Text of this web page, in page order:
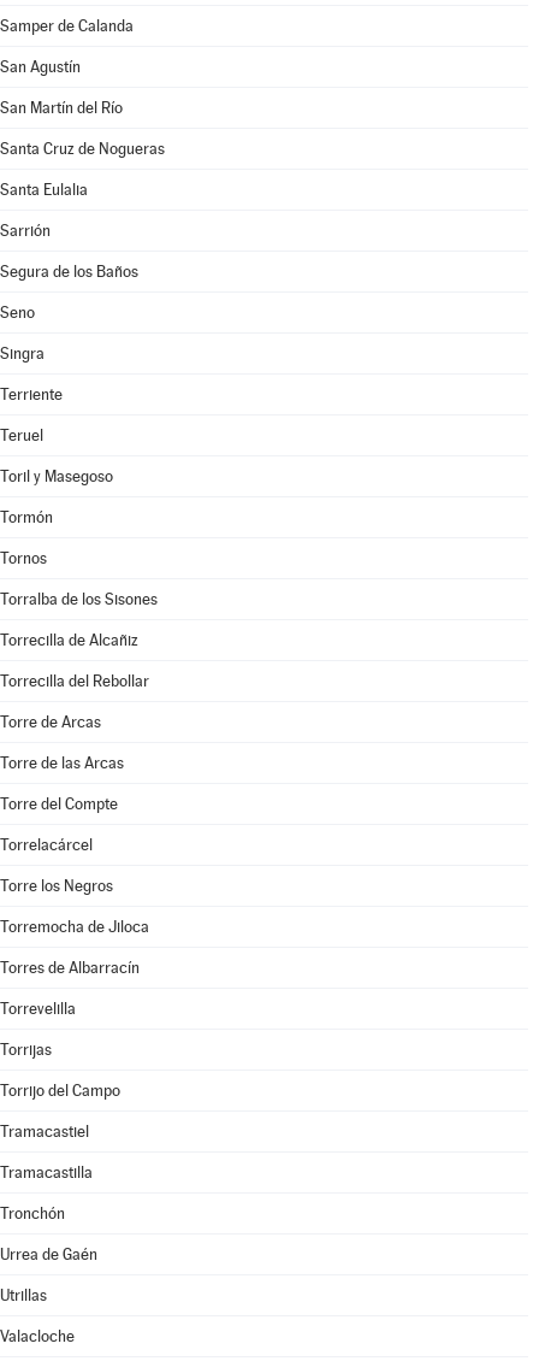
Samper de Calanda
San Agustín
San Martín del Río
Santa Cruz de Nogueras
Santa Eulalia
Sarrión
Segura de los Baños
Seno
Singra
Terriente
Teruel
Toril y Masegoso
Tormón
Tornos
Torralba de los Sisones
Torrecilla de Alcañiz
Torrecilla del Rebollar
Torre de Arcas
Torre de las Arcas
Torre del Compte
Torrelacárcel
Torre los Negros
Torremocha de Jiloca
Torres de Albarracín
Torrevelilla
Torrijas
Torrijo del Campo
Tramacastiel
Tramacastilla
Tronchón
Urrea de Gaén
Utrillas
Valacloche